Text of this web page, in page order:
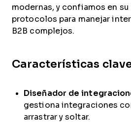
modernas, y confiamos en
protocolos para manejar
B2B complejos.
Características
Diseñador de
gestiona integraciones
arrastrar y soltar.